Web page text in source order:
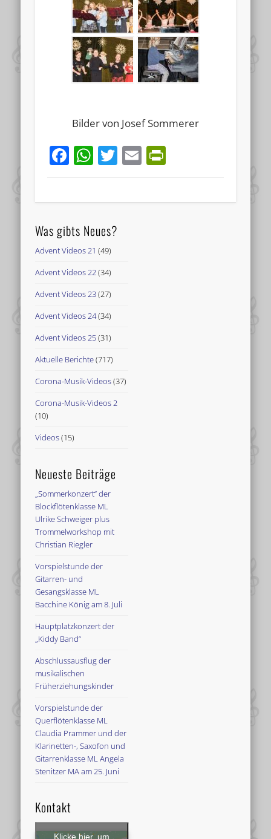
Bilder von Josef Sommerer
Facebook
WhatsApp
Twitter
Email
Was gibts Neues?
Advent Videos 21 (49)
Advent Videos 22(34)
Advent Videos 23(27)
Advent Videos 24(34)
Advent Videos 25(31)
Aktuelle Berichte(717)
Corona-Musik-Videos(37)
Corona-Musik-Videos 2
(10)
Videos(15)
Neueste Beiträge
„Sommerkonzert“ der
Blockflötenklasse ML
Ulrike Schweiger plus
Trommelworkshop mit
Christian Riegler
Vorspielstunde der
Gitarren- und
Gesangsklasse ML
Bacchine König am 8. Juli
Hauptplatzkonzert der
„Kiddy Band“
Abschlussausflug der
musikalischen
Früherziehungskinder
Vorspielstunde der
Querflötenklasse ML
Claudia Prammer und der
Klarinetten-, Saxofon und
Gitarrenklasse ML Angela
Stenitzer MA am 25. Juni
Kontakt
Klicke hier, um